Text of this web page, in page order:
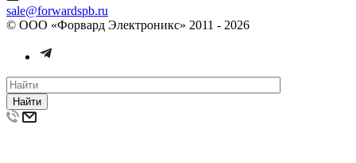
sale@forwardspb.ru
© ООО «Форвард Электроникс» 2011 - 2026
Найти